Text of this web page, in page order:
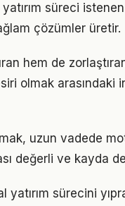
süreci
çözümler üretir.
hem de
olmak
uzun vadede
değerli ve kayda
sürecini